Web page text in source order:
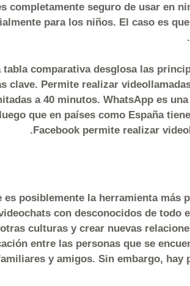
completamente seguro de usar en
para los niños. El caso es
tabla comparativa desglosa las
clave. Permite realizar
a 40 minutos. WhatsApp es
que en países como España
Facebook permite realizar
es posiblemente la herramienta
con desconocidos de
culturas y crear nuevas
entre las personas que se
y amigos. Sin embargo, hay